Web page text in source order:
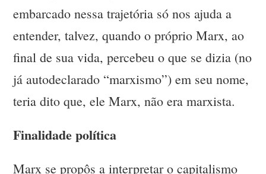
embarcado nessa trajetória só nos ajuda a
entender, talvez, quando o próprio Marx, ao
final de sua vida, percebeu o que se dizia (no
já autodeclarado “marxismo”) em seu nome,
teria dito que, ele Marx, não era marxista.
Finalidade política
Marx se propôs a interpretar o capitalismo